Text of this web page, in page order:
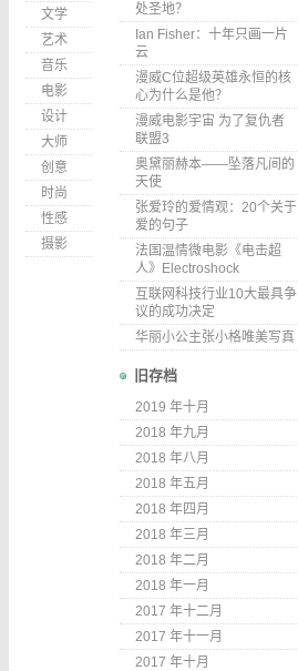
文学
艺术
音乐
电影
设计
大师
创意
时尚
性感
摄影
处圣地？
Ian Fisher：十年只画一片
云
漫威C位超级英雄永恒的核
心为什么是他？
漫威电影宇宙 为了复仇者
联盟3
奥黛丽赫本——坠落凡间的
天使
张爱玲的爱情观：20个关于
爱的句子
法国温情微电影《电击超
人》Electroshock
互联网科技行业10大最具争
议的成功决定
华丽小公主张小格唯美写真
旧存档
2019 年十月
2018 年九月
2018 年八月
2018 年五月
2018 年四月
2018 年三月
2018 年二月
2018 年一月
2017 年十二月
2017 年十一月
2017 年十月